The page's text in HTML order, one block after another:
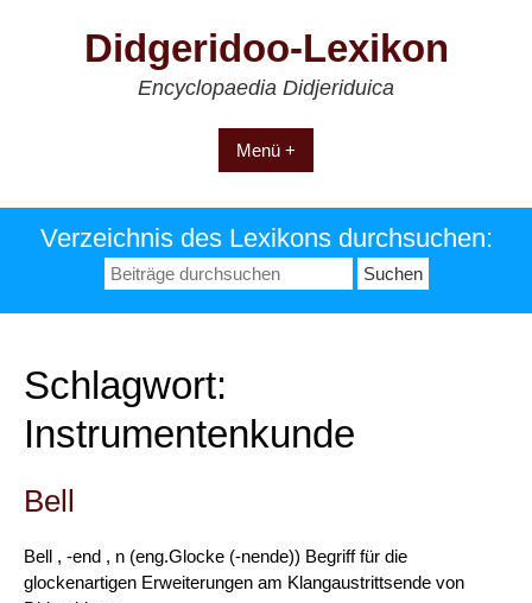
Didgeridoo-Lexikon
Encyclopaedia Didjeriduica
Menü +
Verzeichnis des Lexikons durchsuchen:
Suchen
nach:
Schlagwort:
Instrumentenkunde
Bell
Bell , -end , n (eng.Glocke (-nende)) Begriff für die
glockenartigen Erweiterungen am Klangaustrittsende von